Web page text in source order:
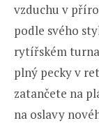
vzduchu v
podle svého
rytířském
plný pecky v
zatančete na
na oslavy